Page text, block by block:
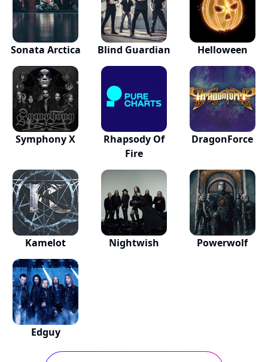
Sonata Arctica Blind Guardian Helloween
Symphony X
Rhapsody Of
Fire
DragonForce
Kamelot Nightwish Powerwolf
Edguy